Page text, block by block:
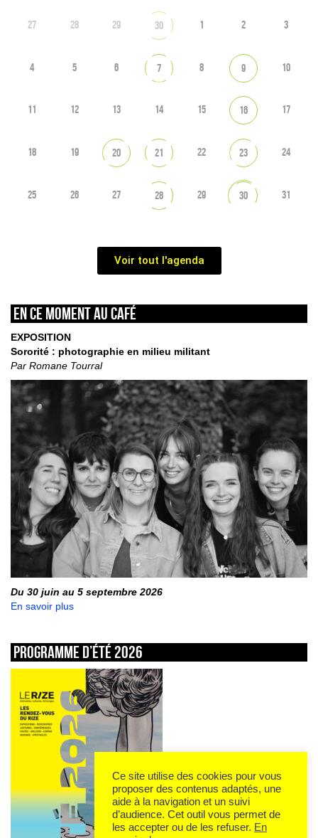
27 28 29 30 1 2 3
4 5 6 7 8 9 10
11 12 13 14 15 16 17
18 19 20 21 22 23 24
25 26 27 28 29 30 31
Voir tout l'agenda
En ce moment au café
EXPOSITION
Sororité : photographie en milieu militant
Par Romane Tourral
Du 30 juin au 5 septembre 2026
En savoir plus
Programme d’été 2026
Ce site utilise des cookies pour vous
proposer des contenus adaptés, une
aide à la navigation et un suivi
d’audience. Cet outil vous permet de
les accepter ou de les refuser. En